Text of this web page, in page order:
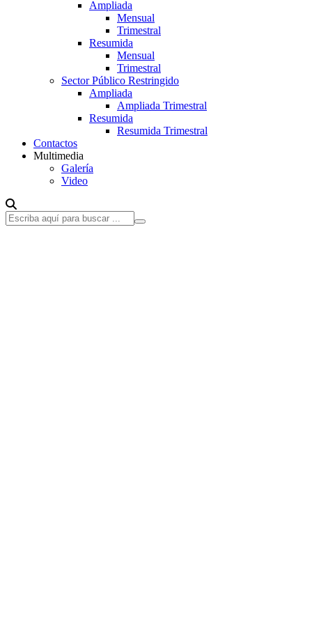
Ampliada
Mensual
Trimestral
Resumida
Mensual
Trimestral
Sector Público Restringido
Ampliada
Ampliada Trimestral
Resumida
Resumida Trimestral
Contactos
Multimedia
Galería
Video